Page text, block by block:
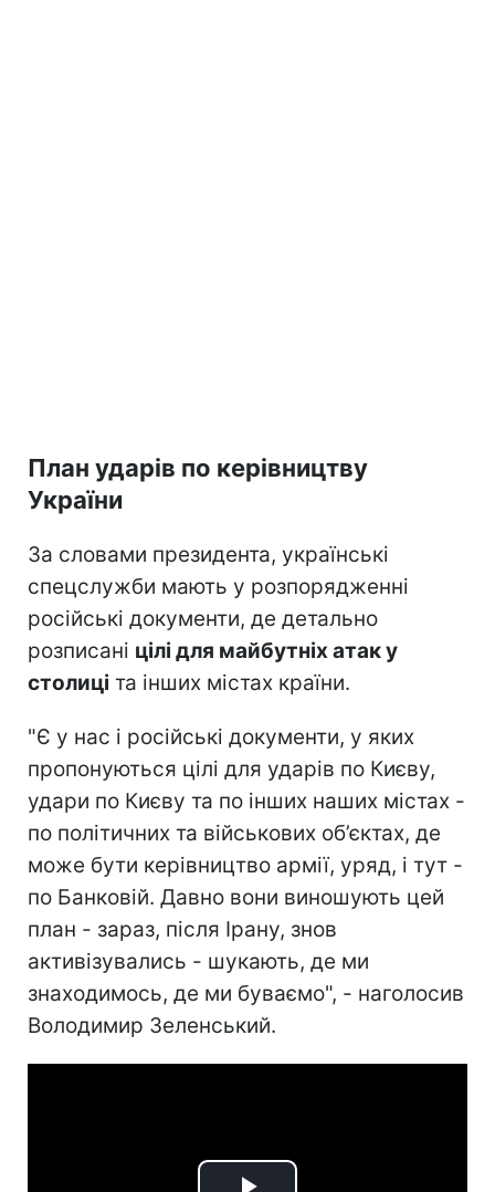
План ударів по керівництву
України
За словами президента, українські
спецслужби мають у розпорядженні
російські документи, де детально
розписані цілі для майбутніх атак у
столиці та інших містах країни.
"Є у нас і російські документи, у яких
пропонуються цілі для ударів по Києву,
удари по Києву та по інших наших містах -
по політичних та військових об’єктах, де
може бути керівництво армії, уряд, і тут -
по Банковій. Давно вони виношують цей
план - зараз, після Ірану, знов
активізувались - шукають, де ми
знаходимось, де ми буваємо", - наголосив
Володимир Зеленський.